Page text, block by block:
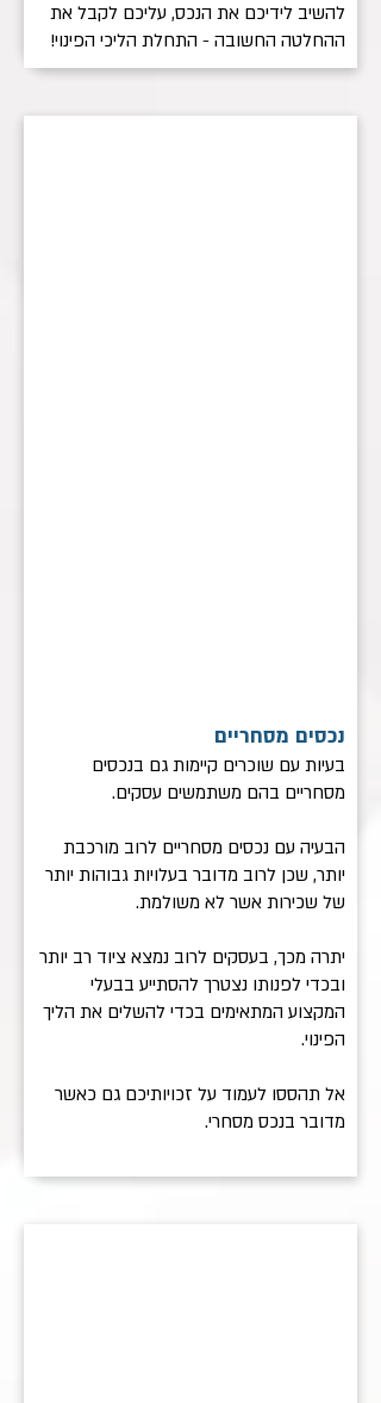
להשיב לידיכם את הנכס, עליכם לקבל את
ההחלטה החשובה - התחלת הליכי הפינוי!
נכסים מסחריים
בעיות עם שוכרים קיימות גם בנכסים
מסחריים בהם משתמשים עסקים.
הבעיה עם נכסים מסחריים לרוב מורכבת
יותר, שכן לרוב מדובר בעלויות גבוהות יותר
של שכירות אשר לא משולמת.
יתרה מכך, בעסקים לרוב נמצא ציוד רב יותר
ובכדי לפנותו נצטרך להסתייע בבעלי
המקצוע המתאימים בכדי להשלים את הליך
הפינוי.
אל תהססו לעמוד על זכויותיכם גם כאשר
מדובר בנכס מסחרי.